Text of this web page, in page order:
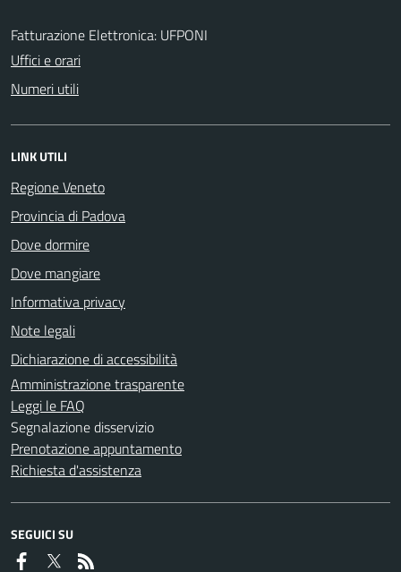
Fatturazione Elettronica: UFPONI
Uffici e orari
Numeri utili
LINK UTILI
Regione Veneto
Provincia di Padova
Dove dormire
Dove mangiare
Informativa privacy
Note legali
Dichiarazione di accessibilità
Amministrazione trasparente
Leggi le FAQ
Segnalazione disservizio
Prenotazione appuntamento
Richiesta d'assistenza
SEGUICI SU